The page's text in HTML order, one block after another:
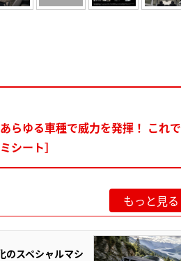
らゆる車種で威力を発揮！ これで
シート］
もっと見る
のスペシャルマシ